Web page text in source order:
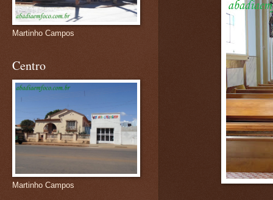
Martinho Campos
Centro
Martinho Campos